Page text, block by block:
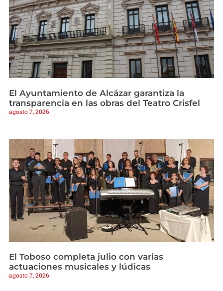
El Ayuntamiento de Alcázar garantiza la
transparencia en las obras del Teatro Crisfel
agosto 7, 2026
El Toboso completa julio con varias
actuaciones musicales y lúdicas
agosto 7, 2026